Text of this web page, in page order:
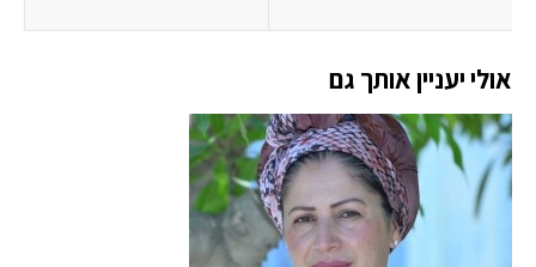
אולי יעניין אותך גם